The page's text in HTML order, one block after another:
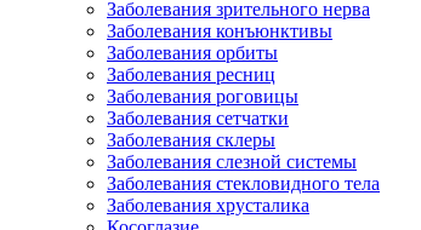
Заболевания зрительного нерва
Заболевания конъюнктивы
Заболевания орбиты
Заболевания ресниц
Заболевания роговицы
Заболевания сетчатки
Заболевания склеры
Заболевания слезной системы
Заболевания стекловидного тела
Заболевания хрусталика